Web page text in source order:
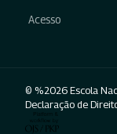
Acesso
© %2026 Escola
Declaração de